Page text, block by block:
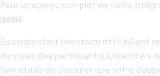
Pour un aperçu complet de notre
dédié .
En connectant Livestorm et HubSpot
données des participant.e.s/inscrit.e.s
formidable de s’assurer que votre